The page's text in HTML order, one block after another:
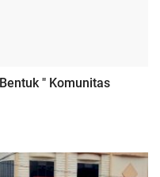
" Komunitas